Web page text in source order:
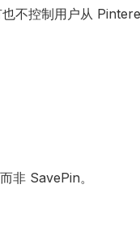
不控制用户从
非 SavePin。